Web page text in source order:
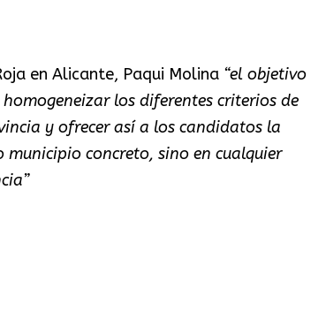
en Alicante, Paqui Molina “el objetivo
los diferentes criterios de
y ofrecer así a los candidatos la
concreto, sino en cualquier